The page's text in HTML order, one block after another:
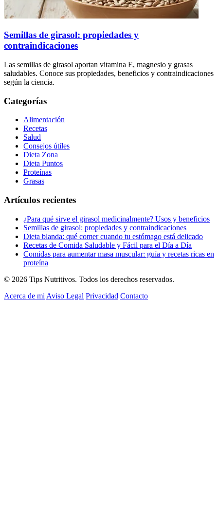
Semillas de girasol: propiedades y
contraindicaciones
Las semillas de girasol aportan vitamina E, magnesio y grasas
saludables. Conoce sus propiedades, beneficios y contraindicaciones
según la ciencia.
Categorías
Alimentación
Recetas
Salud
Consejos útiles
Dieta Zona
Dieta Puntos
Proteínas
Grasas
Artículos recientes
¿Para qué sirve el girasol medicinalmente? Usos y beneficios
Semillas de girasol: propiedades y contraindicaciones
Dieta blanda: qué comer cuando tu estómago está delicado
Recetas de Comida Saludable y Fácil para el Día a Día
Comidas para aumentar masa muscular: guía y recetas ricas en
proteína
© 2026 Tips Nutritivos. Todos los derechos reservados.
Acerca de mi Aviso Legal Privacidad Contacto